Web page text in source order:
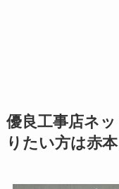
優良工事店ネ
りたい方は赤